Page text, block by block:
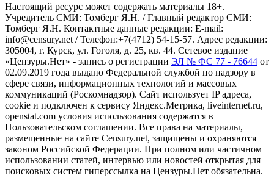
Настоящий ресурс может содержать материалы 18+.
Учредитель СМИ: Томберг Я.Н. / Главный редактор СМИ:
Томберг Я.Н. Контактные данные редакции: E-mail:
info@censury.net / Телефон:+7(4712) 54-15-57. Адрес редакции:
305004, г. Курск, ул. Гоголя, д. 25, кв. 44. Сетевое издание
«Цензуры.Нет» - запись о регистрации ЭЛ № ФС 77 - 76644 от
02.09.2019 года выдано Федеральной службой по надзору в
сфере связи, информационных технологий и массовых
коммуникаций (Роскомнадзор). Сайт использует IP адреса,
cookie и подключен к сервису Яндекс.Метрика, liveinternet.ru,
openstat.com условия использования содержатся в
Пользовательском соглашении. Все права на материалы,
размещенные на сайте Censury.net, защищены и охраняются
законом Российской Федерации. При полном или частичном
использовании статей, интервью или новостей открытая для
поисковых систем гиперссылка на Цензуры.Нет обязательна.